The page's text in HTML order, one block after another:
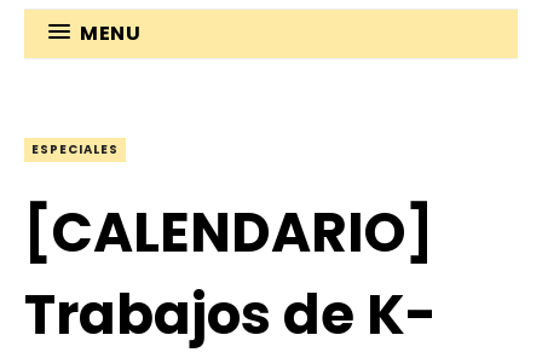
MENU
ESPECIALES
[CALENDARIO]
Trabajos de K-